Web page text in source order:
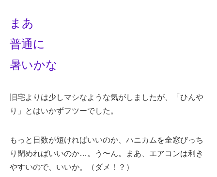
まあ
普通に
暑いかな
旧宅よりは少しマシなような気がしましたが、「ひんや
り」とはいかずフツーでした。
もっと日数が短ければいいのか、ハニカムを全窓びっち
り閉めればいいのか…。う〜ん。まあ、エアコンは利き
やすいので、いいか。（ダメ！？）